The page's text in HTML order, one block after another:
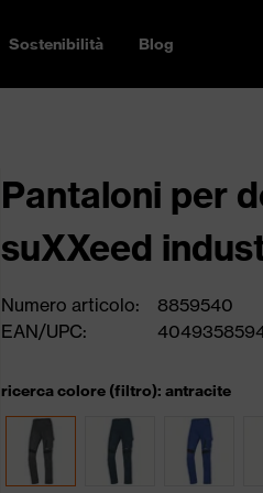
Sostenibilità Blog
Pantaloni per
suXXeed
Numero articolo:
8859540
EAN/UPC:
ricerca colore (filtro): antracite